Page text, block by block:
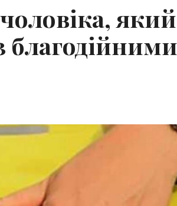
який
благодійними